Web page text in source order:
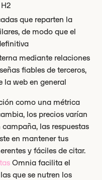
que reparten la
de modo que el
mediante relaciones
fiables de terceros,
la web en general
como una métrica
los precios varían
las respuestas
en mantener tus
y fáciles de citar.
Omnia facilita el
que se nutren los